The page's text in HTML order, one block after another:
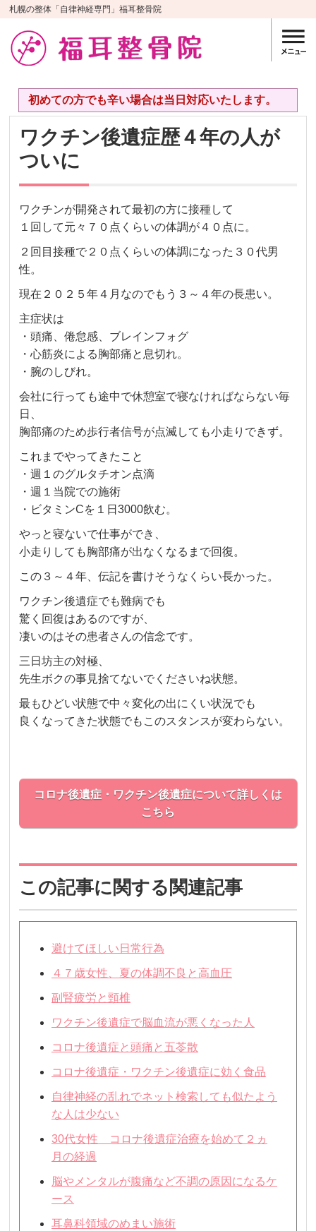
札幌の整体「自律神経専門」福耳整骨院
初めての方でも辛い場合は当日対応いたします。
ワクチン後遺症歴４年の人が
ついに
ワクチンが開発されて最初の方に接種して
１回して元々７０点くらいの体調が４０点に。
２回目接種で２０点くらいの体調になった３０代男
性。
現在２０２５年４月なのでもう３～４年の長患い。
主症状は
・頭痛、倦怠感、ブレインフォグ
・心筋炎による胸部痛と息切れ。
・腕のしびれ。
会社に行っても途中で休憩室で寝なければならない毎
日、
胸部痛のため歩行者信号が点滅しても小走りできず。
これまでやってきたこと
・週１のグルタチオン点滴
・週１当院での施術
・ビタミンCを１日3000飲む。
やっと寝ないで仕事ができ、
小走りしても胸部痛が出なくなるまで回復。
この３～４年、伝記を書けそうなくらい長かった。
ワクチン後遺症でも難病でも
驚く回復はあるのですが、
凄いのはその患者さんの信念です。
三日坊主の対極、
先生ボクの事見捨てないでくださいね状態。
最もひどい状態で中々変化の出にくい状況でも
良くなってきた状態でもこのスタンスが変わらない。
コロナ後遺症・ワクチン後遺症について詳しくは
こちら
この記事に関する関連記事
避けてほしい日常行為
４７歳女性、夏の体調不良と高血圧
副腎疲労と頸椎
ワクチン後遺症で脳血流が悪くなった人
コロナ後遺症と頭痛と五苓散
コロナ後遺症・ワクチン後遺症に効く食品
自律神経の乱れでネット検索しても似たよう
な人は少ない
30代女性 コロナ後遺症治療を始めて２ヵ
月の経過
脳やメンタルが腹痛など不調の原因になるケ
ース
耳鼻科領域のめまい施術